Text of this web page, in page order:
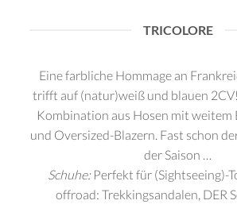
TRICOLORE
Eine farbliche Hommage an
trifft auf (natur)weiß und blauen
Kombination aus Hosen mit weitem
und Oversized-Blazern. Fast schon
der Saison …
Schuhe: Perfekt für (Sightseeing)-
offroad: Trekkingsandalen, DER